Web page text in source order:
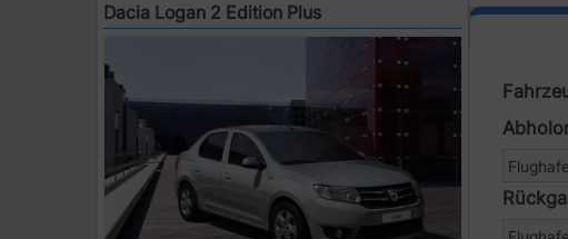
Dacia Logan 2 Edition Plus